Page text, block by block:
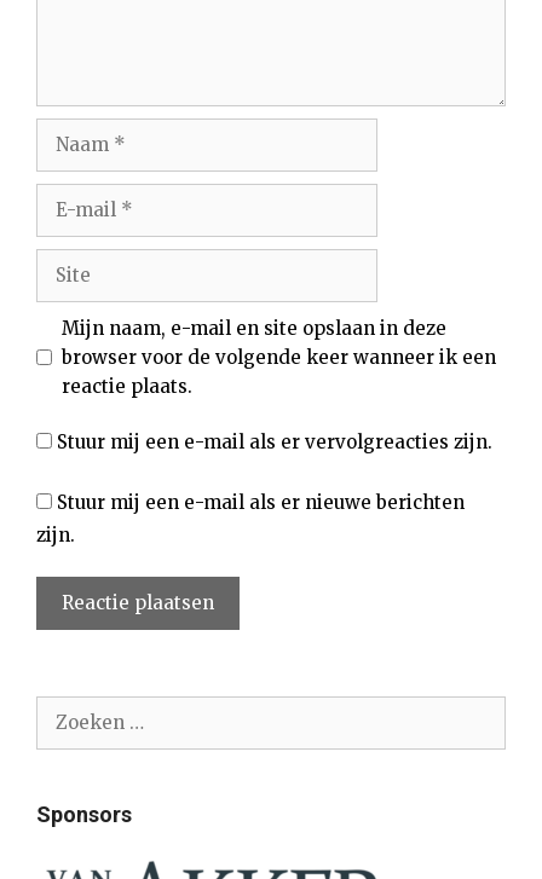
Site
Mijn naam, e-mail en site opslaan in deze
browser voor de volgende keer wanneer ik een
reactie plaats.
Stuur mij een e-mail als er vervolgreacties zijn.
Stuur mij een e-mail als er nieuwe berichten
zijn.
naar:
Sponsors